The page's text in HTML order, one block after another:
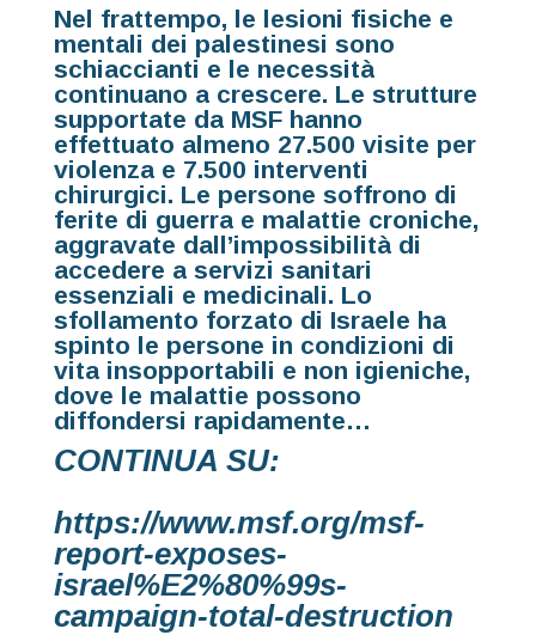
Nel frattempo, le lesioni fisiche e
mentali dei palestinesi sono
schiaccianti e le necessità
continuano a crescere. Le strutture
supportate da MSF hanno
effettuato almeno 27.500 visite per
violenza e 7.500 interventi
chirurgici. Le persone soffrono di
ferite di guerra e malattie croniche,
aggravate dall’impossibilità di
accedere a servizi sanitari
essenziali e medicinali. Lo
sfollamento forzato di Israele ha
spinto le persone in condizioni di
vita insopportabili e non igieniche,
dove le malattie possono
diffondersi rapidamente…
CONTINUA SU:
https://www.msf.org/msf-
report-exposes-
israel%E2%80%99s-
campaign-total-destruction